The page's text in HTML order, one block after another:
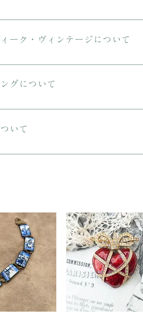
が8000円以上の場合、配送料は無料です
ーク・ヴィンテージについて
ついて可能な限り記載をしておりますが、
グについて
用にご購入される場合、箱に入れてリボン
いて
配送までに1-3営業日ほどいただきます。